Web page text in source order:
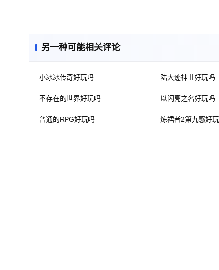
另一种可能相关评论
小冰冰传奇好玩吗 陆大迹神Ⅱ好玩吗
不存在的世界好玩吗 以闪亮之名好玩吗
普通的RPG好玩吗 炼裙者2第九感好